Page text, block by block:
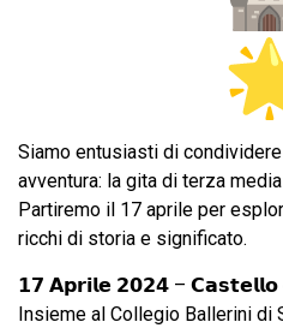
Siamo entusiasti di
avventura: la gita di terza
Partiremo il 17 aprile per
ricchi di storia e significato.
𝟭𝟳 𝗔𝗽𝗿𝗶𝗹𝗲 𝟮𝟬𝟮𝟰 –
Insieme al Collegio Ballerini di